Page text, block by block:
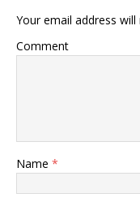
Your email address
Comment
Name *